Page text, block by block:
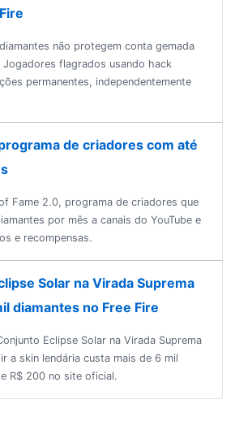
não protegem conta gemada
Jogadores flagrados usando hack
permanentes, independentemente
de criadores com até
Fame 2.0, programa de criadores que
por mês a canais do YouTube e
e recompensas.
Solar na Virada Suprema
diamantes no Free Fire
Eclipse Solar na Virada Suprema
a skin lendária custa mais de 6 mil
R$ 200 no site oficial.